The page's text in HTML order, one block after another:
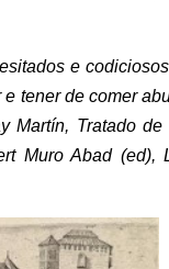
e
tener de comer
Martín, Tratado
Muro Abad (ed),